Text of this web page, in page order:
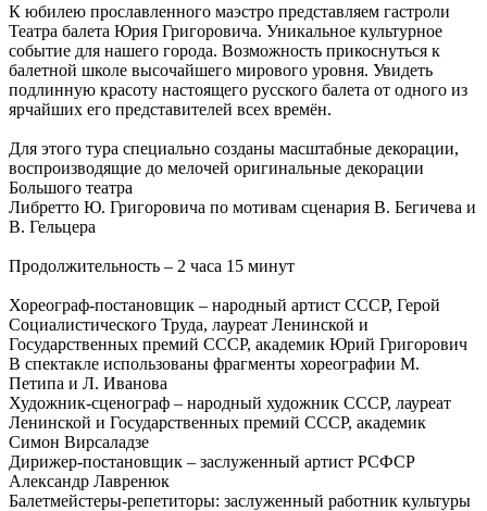
К юбилею прославленного маэстро представляем гастроли
Театра балета Юрия Григоровича. Уникальное культурное
событие для нашего города. Возможность прикоснуться к
балетной школе высочайшего мирового уровня. Увидеть
подлинную красоту настоящего русского балета от одного из
ярчайших его представителей всех времён.
Для этого тура специально созданы масштабные декорации,
воспроизводящие до мелочей оригинальные декорации
Большого театра
Либретто Ю. Григоровича по мотивам сценария В. Бегичева и
В. Гельцера
Продолжительность – 2 часа 15 минут
Хореограф-постановщик – народный артист СССР, Герой
Социалистического Труда, лауреат Ленинской и
Государственных премий СССР, академик Юрий Григорович
В спектакле использованы фрагменты хореографии М.
Петипа и Л. Иванова
Художник-сценограф – народный художник СССР, лауреат
Ленинской и Государственных премий СССР, академик
Симон Вирсаладзе
Дирижер-постановщик – заслуженный артист РСФСР
Александр Лавренюк
Балетмейстеры-репетиторы: заслуженный работник культуры